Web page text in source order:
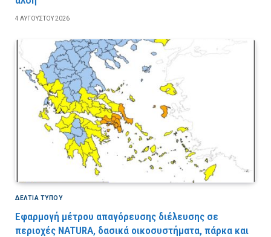
4 ΑΥΓΟΎΣΤΟΥ 2026
ΔΕΛΤΙΑ ΤΥΠΟΥ
Εφαρμογή μέτρου απαγόρευσης διέλευσης σε
περιοχές NATURA, δασικά οικοσυστήματα, πάρκα και